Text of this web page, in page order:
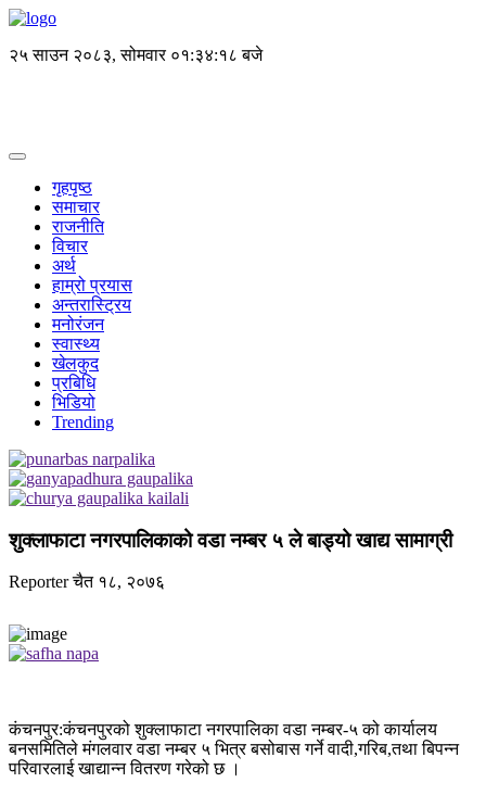
२५ साउन २०८३, सोमवार ०१:३४:१८ बजे
गृहपृष्ठ
समाचार
राजनीति
विचार
अर्थ
हाम्रो प्रयास
अन्तरास्ट्रिय
मनोरंजन
स्वास्थ्य
खेलकुद
प्रबिधि
भिडियो
Trending
शुक्लाफाटा नगरपालिकाको वडा नम्बर ५ ले बाड्यो खाद्य सामाग्री
Reporterचैत १८, २०७६
कंचनपुर:कंचनपुरको शुक्लाफाटा नगरपालिका वडा नम्बर-५ को कार्यालय
बनसमितिले मंगलवार वडा नम्बर ५ भित्र बसोबास गर्ने वादी,गरिब,तथा बिपन्न
परिवारलाई खाद्यान्न वितरण गरेको छ ।